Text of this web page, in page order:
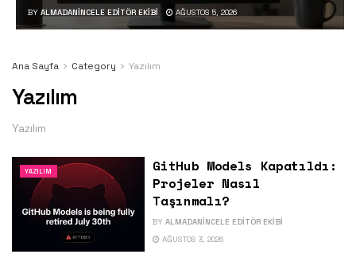
BY ALMADANINCELE EDITÖR EKIBI AĞUSTOS 5, 2026
Ana Sayfa Category Yazılım
Yazılım
Yazılım
YAZILIM
GitHub Models Kapatıldı:
Projeler Nasıl
Taşınmalı?
BY ALMADANINCELE EDITÖR EKIBI
AĞUSTOS 3, 2026